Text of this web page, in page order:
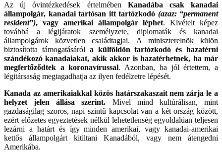
Az új óvintézkedések értelmében Kanadába csak kanadai
állampolgár, kanadai tartósan itt tartózkodó (azaz: “permanent
resident”), vagy amerikai állampolgár léphet. Kivételt képez
továbbá a légijáratok személyzete, diplomaták és kanadai
állampolgárok közvetlen családtagjai. A miniszterelnök külön
biztosította támogatásáról a külföldön tartózkodó és hazatérni
szándékozó kanadaiakat, akik akkor is hazatérhetnek, ha már
megfertőződtek a koronavírussal. Azonban, ha jól értettem, a
légitársaság megtagadhatja az ilyen fedélzetre lépését.
Kanada az amerikaiakkal közös határszakaszait nem zárja le a
helyzet jelen állása szerint. Mivel mind kultúrálisan, mint
gazdaságilag szoros, napi szintű kapcsolat van a két ország között,
ezért előzetes egyeztetések nélkül lehetetlenség egyoldalúan teljesen
lezárni a határt és így minden amerikai, vagy kanadai-amerikai
kettős állampolgárt kitiltani Kanadából, vagy nem átengedni
Amerikába.